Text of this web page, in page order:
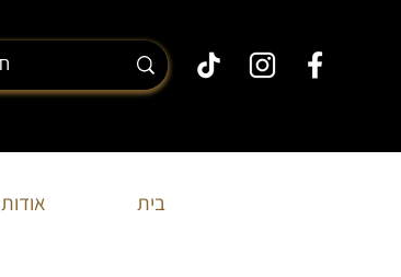
בית אודות